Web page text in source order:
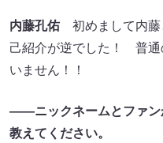
内藤孔佑 初めまして内藤
己紹介が逆でした！ 普通
いません！！
――ニックネームとファン
教えてください。